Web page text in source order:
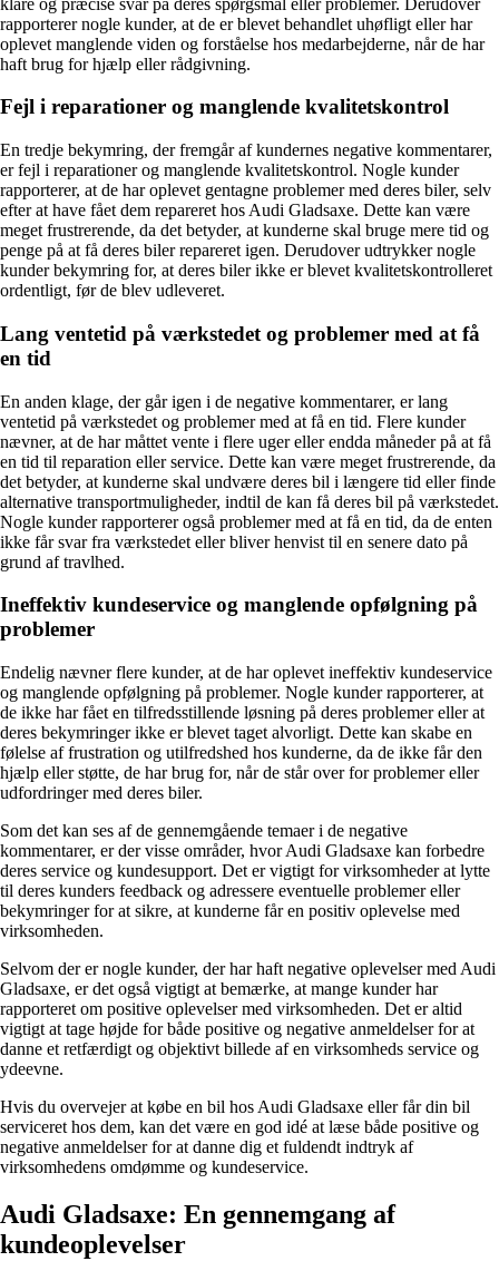
rapporterer nogle kunder, at de er blevet behandlet uhøfligt eller har
oplevet manglende viden og forståelse hos medarbejderne, når de har
haft brug for hjælp eller rådgivning.
Fejl i reparationer og manglende kvalitetskontrol
En tredje bekymring, der fremgår af kundernes negative kommentarer,
er fejl i reparationer og manglende kvalitetskontrol. Nogle kunder
rapporterer, at de har oplevet gentagne problemer med deres biler, selv
efter at have fået dem repareret hos Audi Gladsaxe. Dette kan være
meget frustrerende, da det betyder, at kunderne skal bruge mere tid og
penge på at få deres biler repareret igen. Derudover udtrykker nogle
kunder bekymring for, at deres biler ikke er blevet kvalitetskontrolleret
ordentligt, før de blev udleveret.
Lang ventetid på værkstedet og problemer med at få
en tid
En anden klage, der går igen i de negative kommentarer, er lang
ventetid på værkstedet og problemer med at få en tid. Flere kunder
nævner, at de har måttet vente i flere uger eller endda måneder på at få
en tid til reparation eller service. Dette kan være meget frustrerende, da
det betyder, at kunderne skal undvære deres bil i længere tid eller finde
alternative transportmuligheder, indtil de kan få deres bil på værkstedet.
Nogle kunder rapporterer også problemer med at få en tid, da de enten
ikke får svar fra værkstedet eller bliver henvist til en senere dato på
grund af travlhed.
Ineffektiv kundeservice og manglende opfølgning på
problemer
Endelig nævner flere kunder, at de har oplevet ineffektiv kundeservice
og manglende opfølgning på problemer. Nogle kunder rapporterer, at
de ikke har fået en tilfredsstillende løsning på deres problemer eller at
deres bekymringer ikke er blevet taget alvorligt. Dette kan skabe en
følelse af frustration og utilfredshed hos kunderne, da de ikke får den
hjælp eller støtte, de har brug for, når de står over for problemer eller
udfordringer med deres biler.
Som det kan ses af de gennemgående temaer i de negative
kommentarer, er der visse områder, hvor Audi Gladsaxe kan forbedre
deres service og kundesupport. Det er vigtigt for virksomheder at lytte
til deres kunders feedback og adressere eventuelle problemer eller
bekymringer for at sikre, at kunderne får en positiv oplevelse med
virksomheden.
Selvom der er nogle kunder, der har haft negative oplevelser med Audi
Gladsaxe, er det også vigtigt at bemærke, at mange kunder har
rapporteret om positive oplevelser med virksomheden. Det er altid
vigtigt at tage højde for både positive og negative anmeldelser for at
danne et retfærdigt og objektivt billede af en virksomheds service og
ydeevne.
Hvis du overvejer at købe en bil hos Audi Gladsaxe eller får din bil
serviceret hos dem, kan det være en god idé at læse både positive og
negative anmeldelser for at danne dig et fuldendt indtryk af
virksomhedens omdømme og kundeservice.
Audi Gladsaxe: En gennemgang af
kundeoplevelser